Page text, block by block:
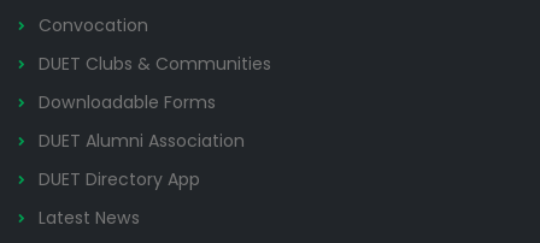
Convocation
DUET Clubs & Communities
Downloadable Forms
DUET Alumni Association
DUET Directory App
Latest News